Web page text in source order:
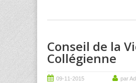
Conseil de la
Collégienne
09-11-2015 par